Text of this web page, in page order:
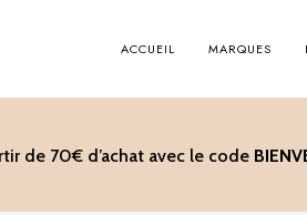
ACCUEIL MARQUES
de 70€ d’achat avec le code